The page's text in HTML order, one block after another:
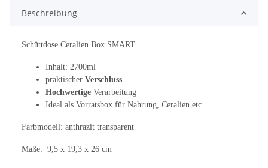
Beschreibung
Schüttdose Ceralien Box SMART
Inhalt: 2700ml
praktischer Verschluss
Hochwertige Verarbeitung
Ideal als Vorratsbox für Nahrung, Ceralien etc.
Farbmodell: anthrazit transparent
Maße: 9,5 x 19,3 x 26 cm